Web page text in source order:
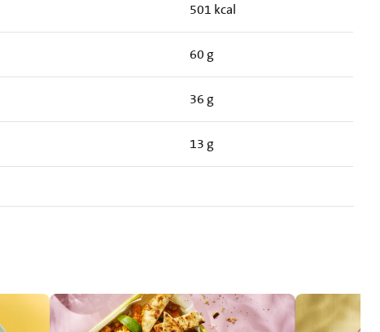
501 kcal
60 g
36 g
13 g